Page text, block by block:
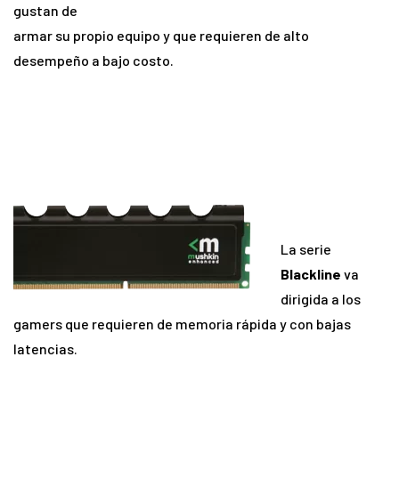
gustan de
armar su propio equipo y que requieren de alto
desempeño a bajo costo.
La serie
Blackline va
dirigida a los
gamers que requieren de memoria rápida y con bajas
latencias.